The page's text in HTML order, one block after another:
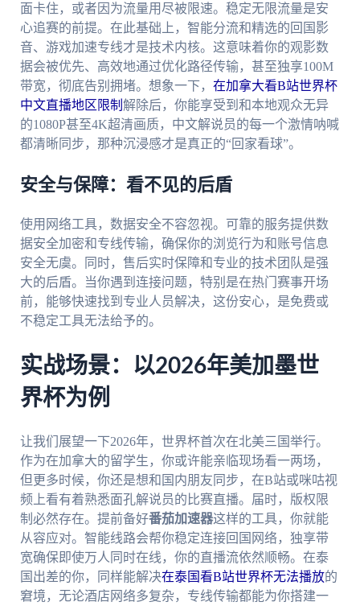
面卡住，或者因为流量用尽被限速。稳定无限流量是安
心追赛的前提。在此基础上，智能分流和精选的回国影
音、游戏加速专线才是技术内核。这意味着你的观影数
据会被优先、高效地通过优化路径传输，甚至独享100M
带宽，彻底告别拥堵。想象一下， 在加拿大看B站世界杯
中文直播地区限制 解除后，你能享受到和本地观众无异
的1080P甚至4K超清画质，中文解说员的每一个激情呐喊
都清晰同步，那种沉浸感才是真正的“回家看球”。
安全与保障：看不见的后盾
使用网络工具，数据安全不容忽视。可靠的服务提供数
据安全加密和专线传输，确保你的浏览行为和账号信息
安全无虞。同时，售后实时保障和专业的技术团队是强
大的后盾。当你遇到连接问题，特别是在热门赛事开场
前，能够快速找到专业人员解决，这份安心，是免费或
不稳定工具无法给予的。
实战场景：以2026年美加墨世
界杯为例
让我们展望一下2026年，世界杯首次在北美三国举行。
作为在加拿大的留学生，你或许能亲临现场看一两场，
但更多时候，你还是想和国内朋友同步，在B站或咪咕视
频上看有着熟悉面孔解说员的比赛直播。届时，版权限
制必然存在。提前备好番茄加速器这样的工具，你就能
从容应对。智能线路会帮你稳定连接回国网络，独享带
宽确保即使万人同时在线，你的直播流依然顺畅。在泰
国出差的你，同样能解决在泰国看B站世界杯无法播放的
窘境，无论酒店网络多复杂，专线传输都能为你搭建一